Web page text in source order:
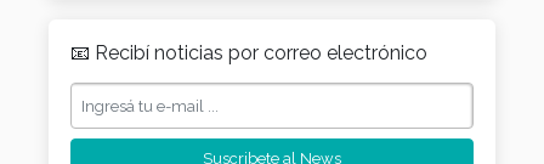
📧 Recibí noticias por correo electrónico